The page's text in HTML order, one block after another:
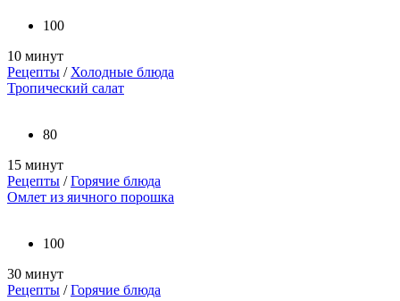
100
10 минут
Рецепты / Холодные блюда
Тропический салат
80
15 минут
Рецепты /Горячие блюда
Омлет из яичного порошка
100
30 минут
Рецепты /Горячие блюда